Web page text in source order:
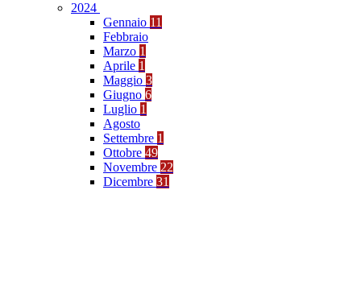
2024
Gennaio 11
Febbraio
Marzo 1
Aprile 1
Maggio 3
Giugno 6
Luglio 1
Agosto
Settembre 1
Ottobre 49
Novembre 22
Dicembre 31